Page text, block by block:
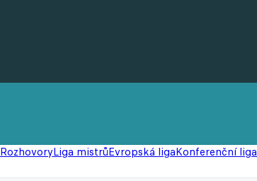
RozhovoryLiga mistrůEvropská ligaKonferenční liga